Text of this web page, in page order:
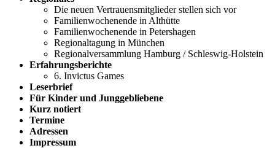
Die neuen Vertrauensmitglieder stellen sich vor
Familienwochenende in Althütte
Familienwochenende in Petershagen
Regionaltagung in München
Regionalversammlung Hamburg / Schleswig-Holstein
Erfahrungsberichte
6. Invictus Games
Leserbrief
Für Kinder und Junggebliebene
Kurz notiert
Termine
Adressen
Impressum